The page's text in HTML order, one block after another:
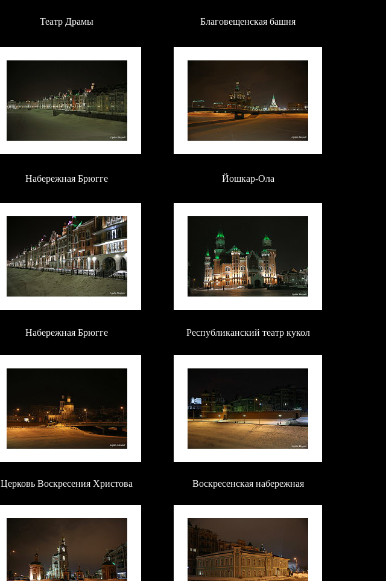
Театр Драмы Благовещенская башня
Набережная Брюгге Йошкар-Ола
Набережная Брюгге Республиканский театр кукол
Церковь Воскресения Христова Воскресенская набережная